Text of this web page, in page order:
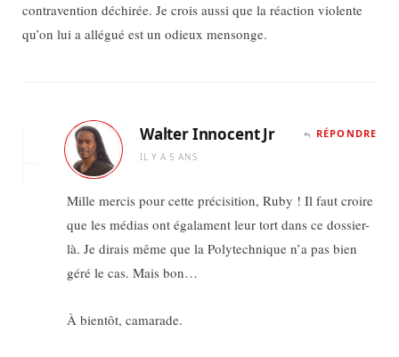
contravention déchirée. Je crois aussi que la réaction violente
qu’on lui a allégué est un odieux mensonge.
Walter Innocent Jr
IL Y A 5 ANS
RÉPONDRE
Mille mercis pour cette précisition, Ruby ! Il faut croire
que les médias ont égalament leur tort dans ce dossier-
là. Je dirais même que la Polytechnique n’a pas bien
géré le cas. Mais bon…
À bientôt, camarade.